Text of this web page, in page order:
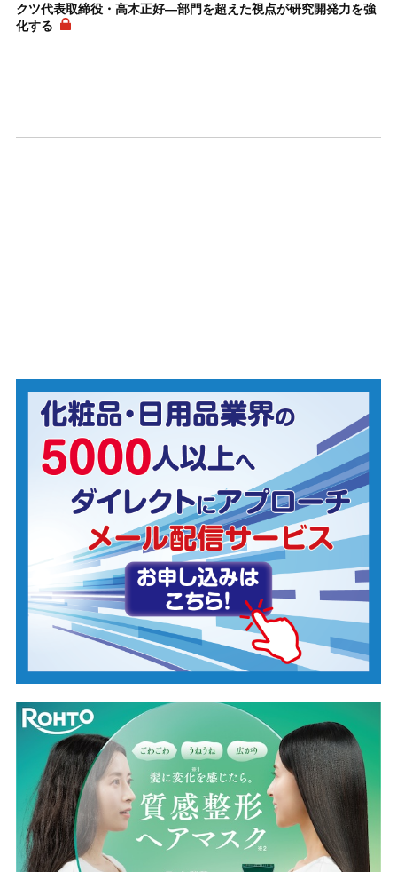
クツ代表取締役・高木正好―部門を超えた視点が研究開発力を強
化する